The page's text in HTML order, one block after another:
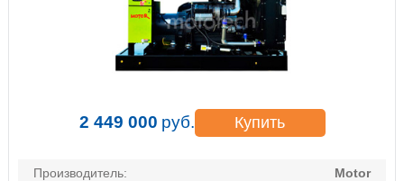
2 449 000 руб. Купить
Производитель:
Motor